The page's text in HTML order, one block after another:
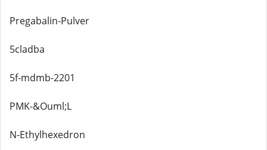
Pregabalin-Pulver
5cladba
5f-mdmb-2201
PMK-&Ouml;L
N-Ethylhexedron